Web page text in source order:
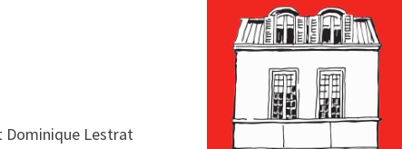
Dominique Lestrat